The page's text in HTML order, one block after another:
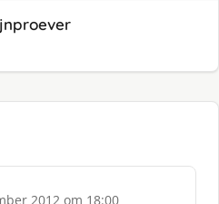
2012 om 18:00